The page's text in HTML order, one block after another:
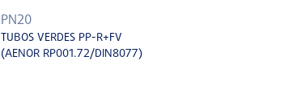
PN20
TUBOS VERDES PP-R+FV
(AENOR RP001.72/DIN8077)